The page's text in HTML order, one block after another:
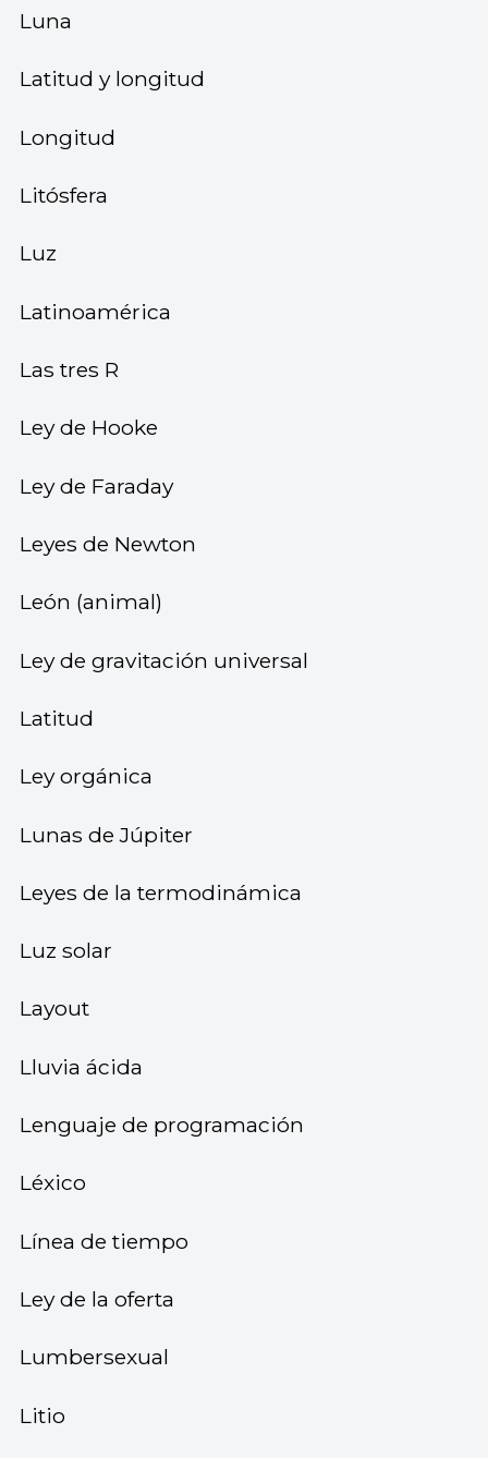
Luna
Latitud y longitud
Longitud
Litósfera
Luz
Latinoamérica
Las tres R
Ley de Hooke
Ley de Faraday
Leyes de Newton
León (animal)
Ley de gravitación universal
Latitud
Ley orgánica
Lunas de Júpiter
Leyes de la termodinámica
Luz solar
Layout
Lluvia ácida
Lenguaje de programación
Léxico
Línea de tiempo
Ley de la oferta
Lumbersexual
Litio